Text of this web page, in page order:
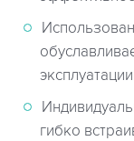
гибко